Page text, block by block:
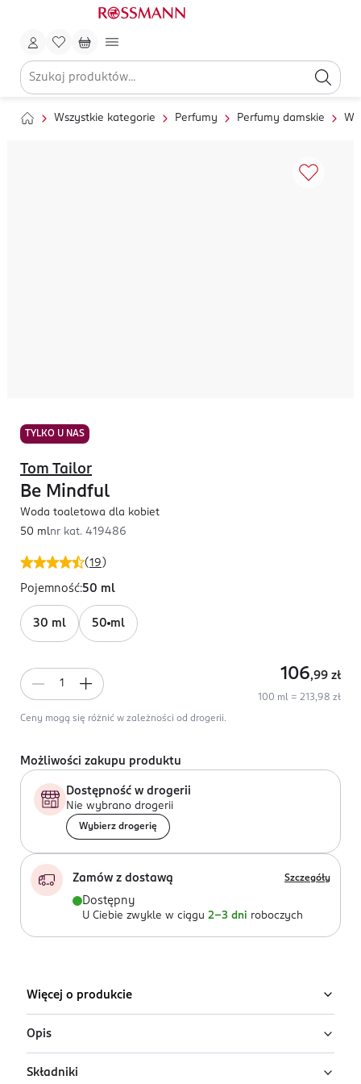
Wszystkie kategorie Perfumy Perfumy damskie
TYLKO U NAS
(19 )
Tom Tailor
Be Mindful
Woda toaletowa dla kobiet
50 mlnr kat. 419486
Pojemność:50 ml
30 ml 50 ml
106,99 zł
100 ml = 213,98 zł
Ceny mogą się różnić w zależności od drogerii.
Możliwości zakupu produktu
Dostępność w drogerii
Nie wybrano drogerii
Wybierz drogerię
Zamów z dostawą Szczegóły
Dostępny
U Ciebie zwykle w ciągu 2-3 dni roboczych
Więcej o produkcie
Opis
Tom Tailor Be Mindful Woman to kwiatowo-owocowa
Składniki